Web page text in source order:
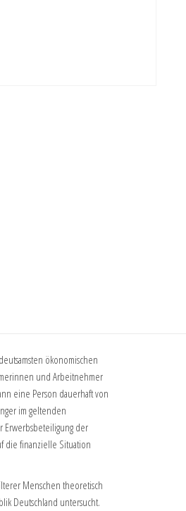
ökonomischen
und Arbeitnehmer
eine Person dauerhaft von
im geltenden
Erwerbsbeteiligung der
die finanzielle Situation
Menschen theoretisch
Deutschland untersucht.